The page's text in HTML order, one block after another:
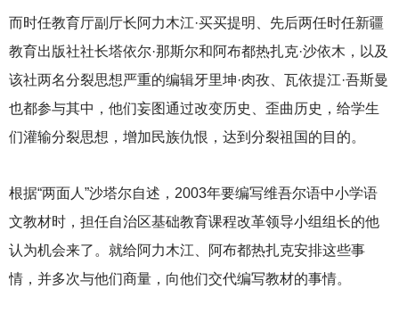
而时任教育厅副厅长阿力木江·买买提明、先后两任时任新疆
教育出版社社长塔依尔·那斯尔和阿布都热扎克·沙依木，以及
该社两名分裂思想严重的编辑牙里坤·肉孜、瓦依提江·吾斯曼
也都参与其中，他们妄图通过改变历史、歪曲历史，给学生
们灌输分裂思想，增加民族仇恨，达到分裂祖国的目的。
根据“两面人”沙塔尔自述，2003年要编写维吾尔语中小学语
文教材时，担任自治区基础教育课程改革领导小组组长的他
认为机会来了。就给阿力木江、阿布都热扎克安排这些事
情，并多次与他们商量，向他们交代编写教材的事情。